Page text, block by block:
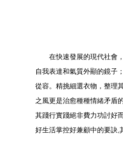
在快速發展的現代社會
自我表達和氣質外顯的鏡子
從容。精挑細選衣物，整理
之風更是治愈種種情緒矛盾
其踐行實踐絕非費力功討好
好生活掌控好兼顧中的要訣,